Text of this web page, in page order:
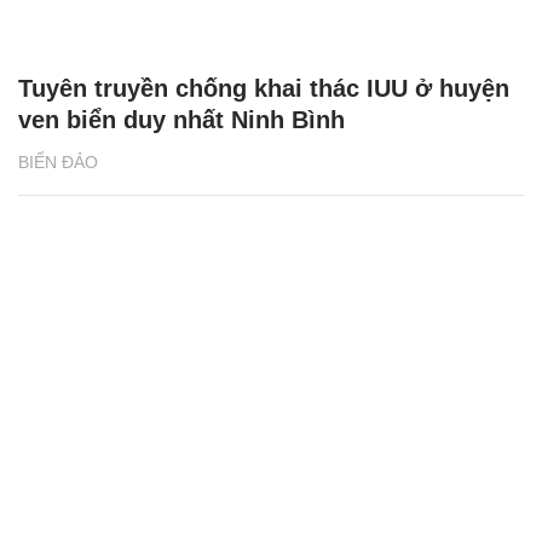
BIỂN ĐẢO
Tuyên truyền chống khai thác IUU ở huyện
ven biển duy nhất Ninh Bình